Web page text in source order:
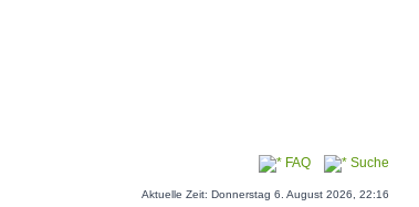
FAQ Suche
Aktuelle Zeit: Donnerstag 6. August 2026, 22:16